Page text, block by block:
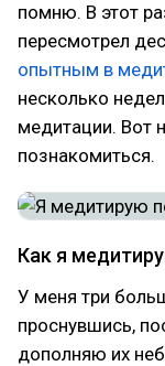
помню. В этот
пересмотрел
опытным в
несколько
медитации. Вот
познакомиться.
Как я
У меня три
проснувшись,
дополняю их